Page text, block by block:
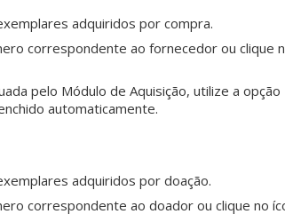
adquiridos por compra.
correspondente ao fornecedor ou clique
pelo Módulo de Aquisição, utilize a opção
automaticamente.
adquiridos por doação.
correspondente ao doador ou clique no